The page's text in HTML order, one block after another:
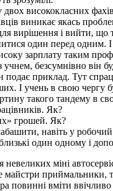
висококласних
виникає якась
вирішення і вийти, що
один перед одним.
зарплату таким
безсумнівно він
подає приклад. Тут
І учень в свою чергу
такого тандему в
Як?
грошей. Як?
навіть у
один одному і
міні
майстри приймальники,
повинні вміти